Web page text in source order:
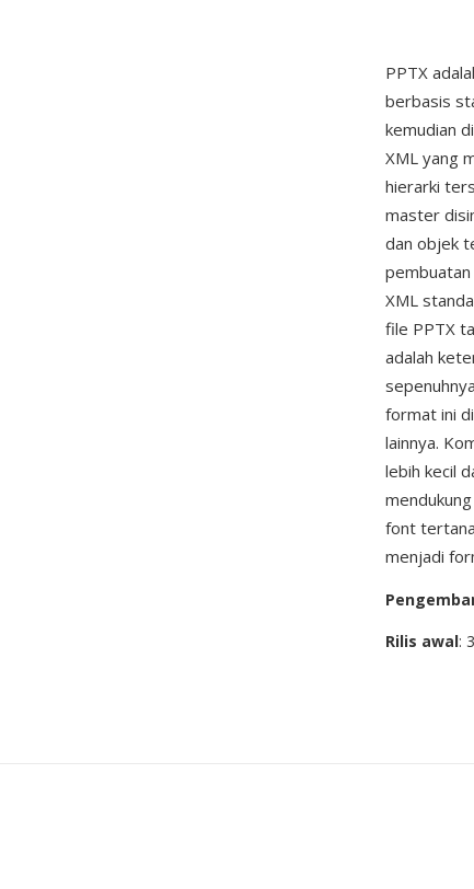
PPTX
berbasis
kemudian
XML yang
hierarki
master
dan objek
XML
file PPTX
adalah
format ini
lainnya.
lebih kecil
font
menjadi
Rilis awal: